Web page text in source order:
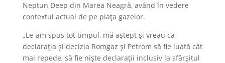
Neptun Deep din Marea Neagră, având în vedere
contextul actual de pe piaţa gazelor.
„Le-am spus tot timpul, mă aştept şi vreau ca
declaraţia şi decizia Romgaz şi Petrom să fie luată cât
mai repede, să fie nişte declaraţii inclusiv la sfârşitul